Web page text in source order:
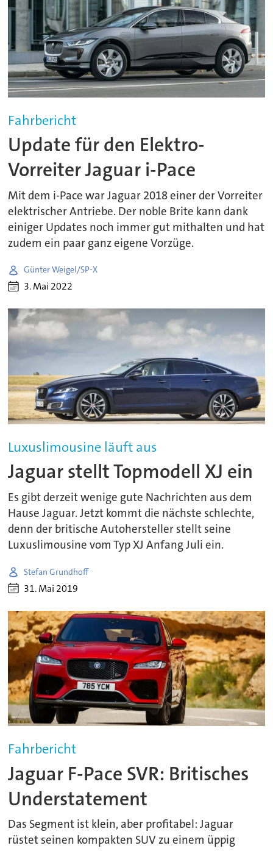
Fahrbericht
Update für den Elektro-
Vorreiter Jaguar i-Pace
Mit dem i-Pace war Jaguar 2018 einer der Vorreiter
elektrischer Antriebe. Der noble Brite kann dank
einiger Updates noch immer gut mithalten und hat
zudem ein paar ganz eigene Vorzüge.
Günter Weigel/SP-X
3. Mai 2022
Luxuslimousine läuft aus
Jaguar stellt Topmodell XJ ein
Es gibt derzeit wenige gute Nachrichten aus dem
Hause Jaguar. Jetzt kommt die nächste schlechte,
denn der britische Autohersteller stellt seine
Luxuslimousine vom Typ XJ Anfang Juli ein.
Stefan Grundhoff
31. Mai 2019
Fahrbericht
Jaguar F-Pace SVR: Britisches
Understatement
Das Segment ist klein, aber profitabel: Jaguar
rüstet seinen kompakten SUV zu einem üppig